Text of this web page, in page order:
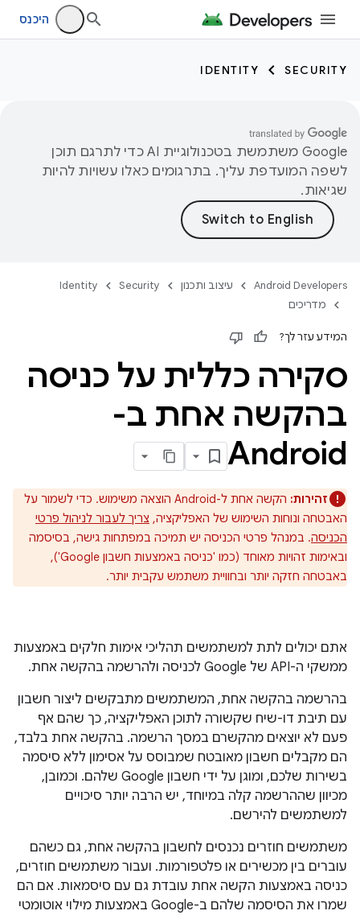
היכנס
SECURITY
IDENTITY
‫Google משתמשת בטכנולוגיית AI כדי לתרגם תוכן
לשפה המועדפת עליך. בתרגומים כאלו עשויות להיות
שגיאות.
Android Developers עיצוב ותכנון Security
Identity
מדריכים
המידע עזר לך?
סקירה כללית על כניסה
בהקשה אחת ב-
Android
זהירות:
הקשה אחת ל-Android הוצאה משימוש. כדי לשמור על
האבטחה ונוחות השימוש של האפליקציה, צריך לעבור לניהול פרטי
הכניסה. במנהל פרטי הכניסה יש תמיכה במפתחות גישה, בסיסמה
ובאימות זהויות מאוחד (כמו 'כניסה באמצעות חשבון Google'),
באבטחה חזקה יותר ובחוויית משתמש עקבית יותר.
אתם יכולים לתת למשתמשים תהליכי אימות חלקים באמצעות
ממשקי ה-API של Google לכניסה ולהרשמה בהקשה אחת.
בהרשמה בהקשה אחת, המשתמשים מתבקשים ליצור חשבון
עם תיבת דו-שיח שקשורה לתוכן האפליקציה, כך שהם אף
פעם לא יוצאים מהקשרם במסך הרשמה. בהקשה אחת בלבד,
הם מקבלים חשבון מאובטח שמבוסס על אסימון ללא סיסמה
בשירות שלכם, ומוגן על ידי חשבון Google שלהם. וכמובן,
מכיוון שההרשמה קלה במיוחד, יש הרבה יותר סיכויים
למשתמשים להירשם.
משתמשים חוזרים נכנסים לחשבון בהקשה אחת, גם כשהם
עוברים בין מכשירים או פלטפורמות. ועבור משתמשים חוזרים,
כניסה באמצעות הקשה אחת עובדת גם עם סיסמאות. אם הם
שמרו את הסיסמה שלהם ב-Google באמצעות מילוי אוטומטי